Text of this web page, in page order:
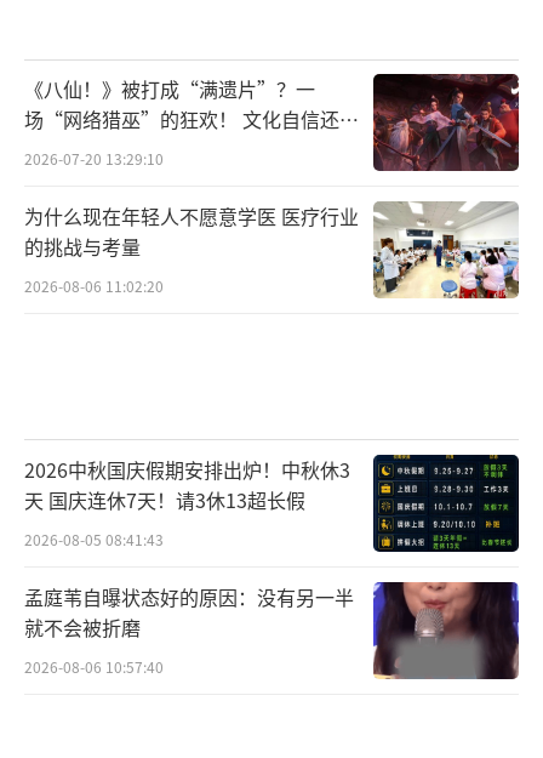
《八仙！》被打成“满遗片”？一
场“网络猎巫”的狂欢！ 文化自信还是
焦虑？
2026-07-20 13:29:10
为什么现在年轻人不愿意学医 医疗行业
的挑战与考量
2026-08-06 11:02:20
2026中秋国庆假期安排出炉！中秋休3
天 国庆连休7天！请3休13超长假
2026-08-05 08:41:43
孟庭苇自曝状态好的原因：没有另一半
就不会被折磨
2026-08-06 10:57:40